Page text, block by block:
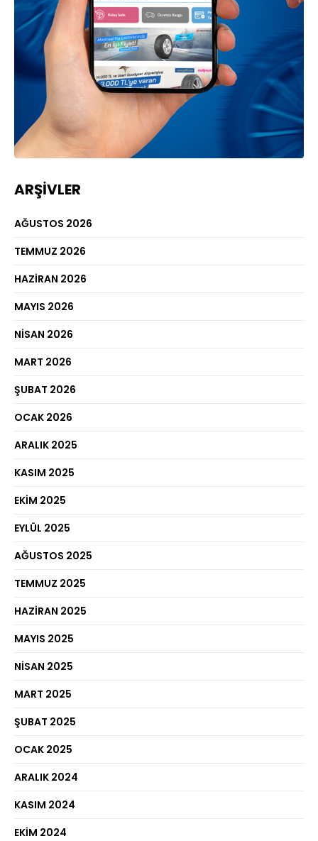
ARŞIVLER
AĞUSTOS 2026
TEMMUZ 2026
HAZIRAN 2026
MAYIS 2026
NISAN 2026
MART 2026
ŞUBAT 2026
OCAK 2026
ARALIK 2025
KASIM 2025
EKIM 2025
EYLÜL 2025
AĞUSTOS 2025
TEMMUZ 2025
HAZIRAN 2025
MAYIS 2025
NISAN 2025
MART 2025
ŞUBAT 2025
OCAK 2025
ARALIK 2024
KASIM 2024
EKIM 2024